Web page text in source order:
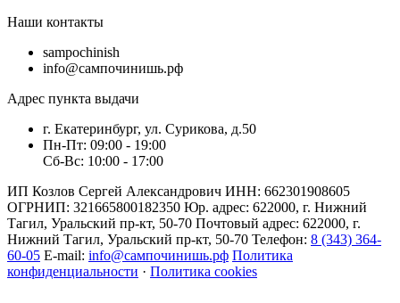
Наши контакты
sampochinish
info@сампочинишь.рф
Адрес пункта выдачи
г. Екатеринбург, ул. Сурикова, д.50
Пн-Пт: 09:00 - 19:00
Сб-Вс: 10:00 - 17:00
ИП Козлов Сергей Александрович ИНН: 662301908605
ОГРНИП: 321665800182350 Юр. адрес: 622000, г. Нижний
Тагил, Уральский пр-кт, 50-70 Почтовый адрес: 622000, г.
Нижний Тагил, Уральский пр-кт, 50-70 Телефон: 8 (343) 364-
60-05 E-mail: info@сампочинишь.рф Политика
конфиденциальности · Политика cookies